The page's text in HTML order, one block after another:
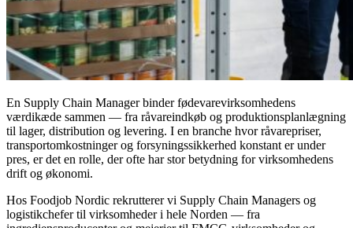
En Supply Chain Manager binder fødevarevirksomhedens
værdikæde sammen — fra råvareindkøb og produktionsplanlægning
til lager, distribution og levering. I en branche hvor råvarepriser,
transportomkostninger og forsyningssikkerhed konstant er under
pres, er det en rolle, der ofte har stor betydning for virksomhedens
drift og økonomi.
Hos Foodjob Nordic rekrutterer vi Supply Chain Managers og
logistikchefer til virksomheder i hele Norden — fra